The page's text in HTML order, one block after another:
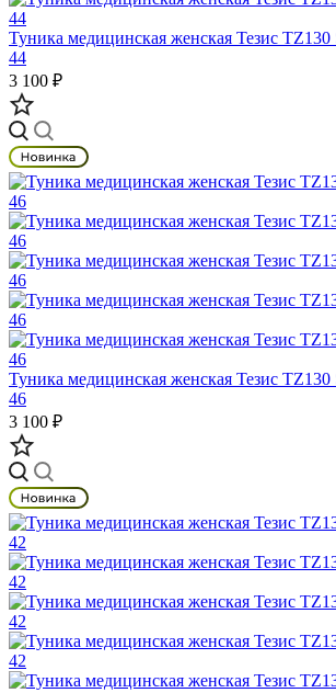
Туника медицинская женская Тезис TZ130
44
3 100 ₽
Туника медицинская женская Тезис TZ130
46
3 100 ₽